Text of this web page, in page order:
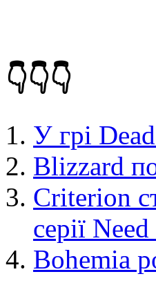
👇👇👇
У грі
Blizzard
Criterion
серії
Bohemia